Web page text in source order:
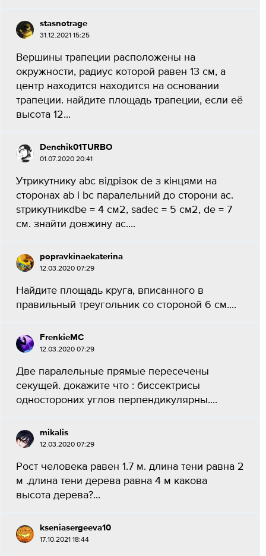
stasnotrage
31.12.2021 15:25
Вершины трапеции расположены на
окружности, радиус которой равен 13 см, а
центр находится находится на основании
трапеции. найдите площадь трапеции, если её
высота 12...
Denchik01TURBO
01.07.2020 20:41
Утрикутнику abc відрізок de з кінцями на
сторонах ab і bc паралельний до сторони ac.
sтрикутникdbe = 4 см2, sadec = 5 см2, de = 7
см. знайти довжину ac....
popravkinaekaterina
12.03.2020 07:29
Найдите площадь круга, вписанного в
правильный треугольник со стороной 6 см....
FrenkieMC
12.03.2020 07:29
Две паралельные прямые пересечены
секущей. докажите что : биссектрисы
одностороних углов перпендикулярны....
mikalis
12.03.2020 07:29
Рост человека равен 1.7 м. длина тени равна 2
м .длина тени дерева равна 4 м какова
высота дерева?...
kseniasergeeva10
17.10.2021 18:44